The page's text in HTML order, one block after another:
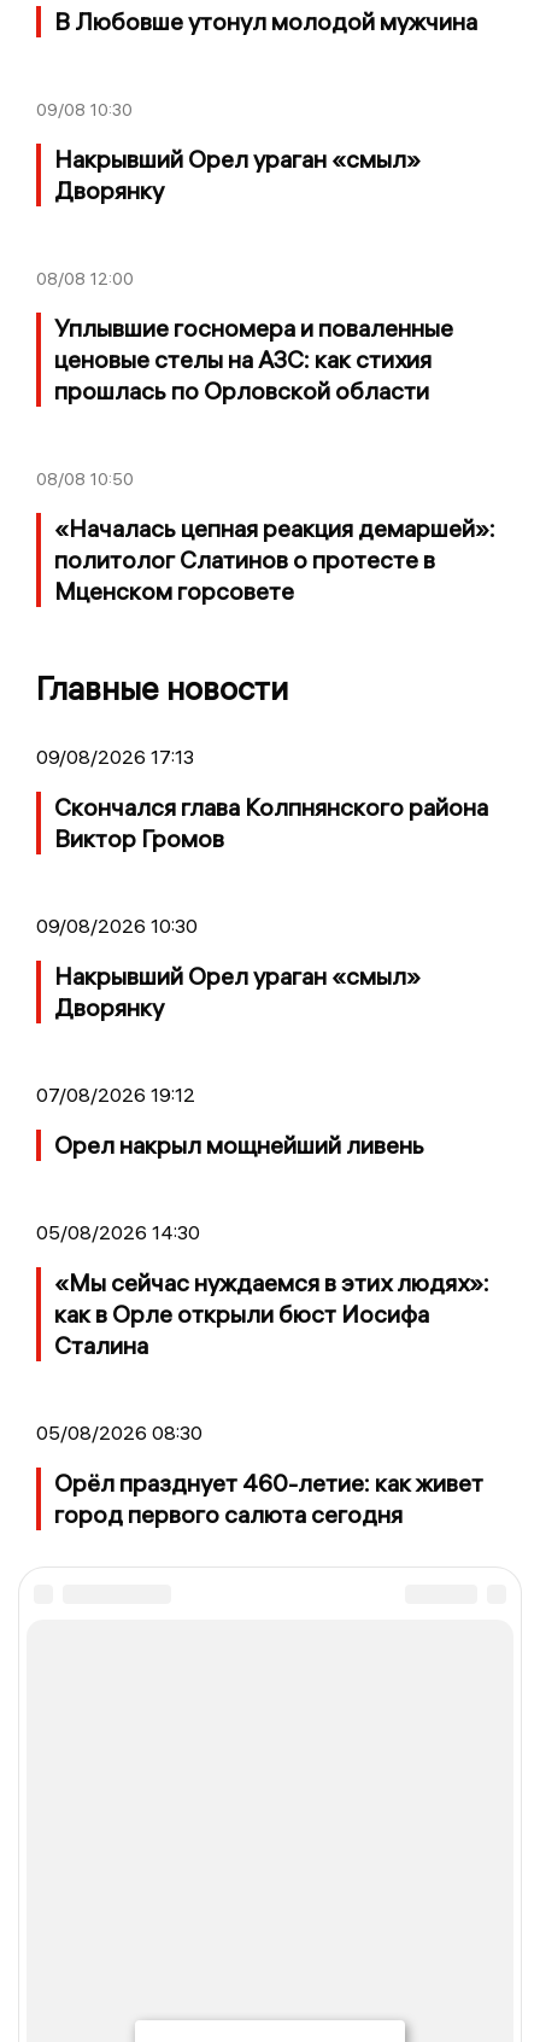
В Любовше утонул молодой мужчина
09/08 10:30
Накрывший Орел ураган «смыл»
Дворянку
08/08 12:00
Уплывшие госномера и поваленные
ценовые стелы на АЗС: как стихия
прошлась по Орловской области
08/08 10:50
«Началась цепная реакция демаршей»:
политолог Слатинов о протесте в
Мценском горсовете
Главные новости
09/08/2026 17:13
Скончался глава Колпнянского района
Виктор Громов
09/08/2026 10:30
Накрывший Орел ураган «смыл»
Дворянку
07/08/2026 19:12
Орел накрыл мощнейший ливень
05/08/2026 14:30
«Мы сейчас нуждаемся в этих людях»:
как в Орле открыли бюст Иосифа
Сталина
05/08/2026 08:30
Орёл празднует 460-летие: как живет
город первого салюта сегодня